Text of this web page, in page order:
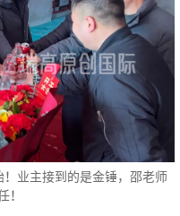
业主接到的是金锤，邵老师
！